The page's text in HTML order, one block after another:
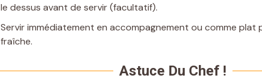
le dessus avant de servir (facultatif).
Servir immédiatement en accompagnement ou comme plat
fraîche.
Astuce Du Chef !